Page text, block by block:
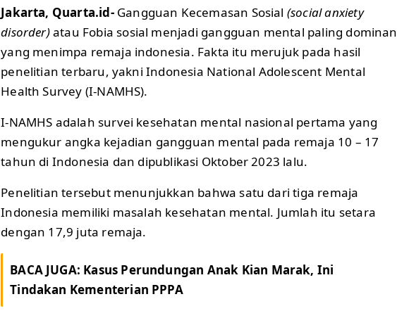
Jakarta, Quarta.id- Gangguan Kecemasan Sosial (social anxiety
disorder)atau Fobia sosial menjadi gangguan mental paling dominan
yang menimpa remaja indonesia. Fakta itu merujuk pada hasil
penelitian terbaru, yakni Indonesia National Adolescent Mental
Health Survey (I-NAMHS).
I-NAMHS adalah survei kesehatan mental nasional pertama yang
mengukur angka kejadian gangguan mental pada remaja 10 – 17
tahun di Indonesia dan dipublikasi Oktober 2023 lalu.
Penelitian tersebut menunjukkan bahwa satu dari tiga remaja
Indonesia memiliki masalah kesehatan mental. Jumlah itu setara
dengan 17,9 juta remaja.
BACA JUGA: Kasus Perundungan Anak Kian Marak, Ini
Tindakan Kementerian PPPA